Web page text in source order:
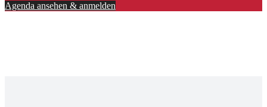
Agenda ansehen & anmelden